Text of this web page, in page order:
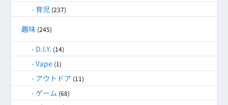
育児 (237)
趣味 (245)
D.I.Y. (14)
Vape (1)
アウトドア (11)
ゲーム (68)